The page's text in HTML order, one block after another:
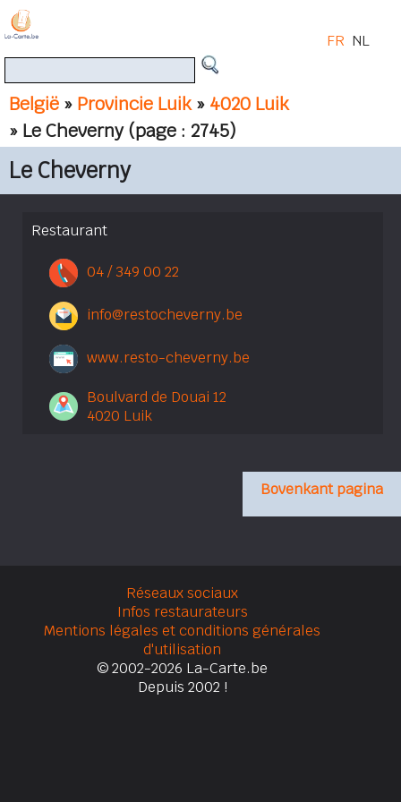
België » Provincie Luik» 4020 Luik
» Le Cheverny (page : 2745)
FR NL
Le Cheverny
Restaurant
04 / 349 00 22
info@restocheverny.be
www.resto-cheverny.be
Boulvard de Douai 12
4020 Luik
Bovenkant pagina
Réseaux sociaux
Infos restaurateurs
Mentions légales et conditions générales
d'utilisation
© 2002-2026 La-Carte.be
Depuis 2002 !